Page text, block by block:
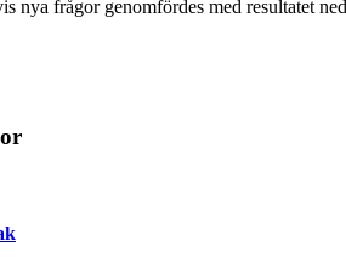
nya frågor genomfördes med resultatet